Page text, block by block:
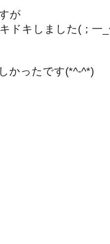
が
ドキしました(；一
かったです(*^-^*)